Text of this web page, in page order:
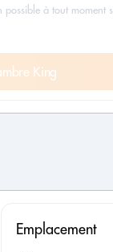
à tout moment
King
Emplacement